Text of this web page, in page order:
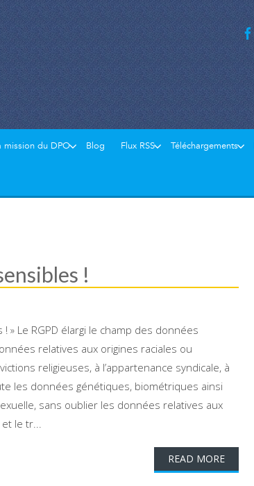
mission du DPO Blog Flux RSS Téléchargements
!
» Le RGPD élargi le champ des données
relatives aux origines raciales ou
religieuses, à l’appartenance syndicale, à
les données génétiques, biométriques ainsi
sans oublier les données relatives aux
le tr...
READ MORE